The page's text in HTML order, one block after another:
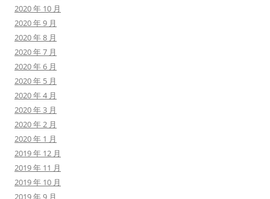
2020 年 10 月
2020 年 9 月
2020 年 8 月
2020 年 7 月
2020 年 6 月
2020 年 5 月
2020 年 4 月
2020 年 3 月
2020 年 2 月
2020 年 1 月
2019 年 12 月
2019 年 11 月
2019 年 10 月
2019 年 9 月